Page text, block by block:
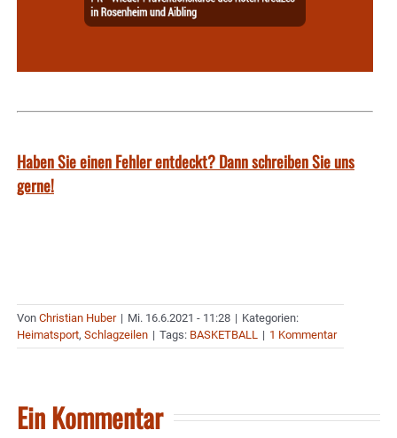
Haben Sie einen Fehler entdeckt? Dann schreiben Sie uns
gerne!
Von Christian Huber | Mi. 16.6.2021 - 11:28 | Kategorien:
Heimatsport, Schlagzeilen | Tags: BASKETBALL | 1 Kommentar
Ein Kommentar